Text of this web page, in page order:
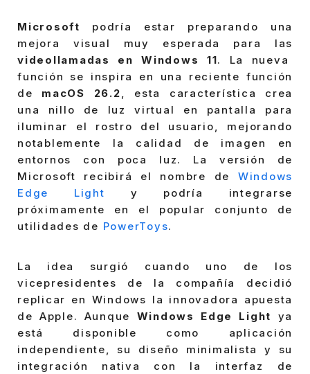
Microsoft podría estar preparando una
mejora visual muy esperada para las
videollamadas en Windows 11. La nueva
función se inspira en una reciente función
de macOS 26.2, esta característica crea
una nillo de luz virtual en pantalla para
iluminar el rostro del usuario, mejorando
notablemente la calidad de imagen en
entornos con poca luz. La versión de
Microsoft recibirá el nombre de Windows
Edge Light y podría integrarse
próximamente en el popular conjunto de
utilidades de PowerToys.
La idea surgió cuando uno de los
vicepresidentes de la compañía decidió
replicar en Windows la innovadora apuesta
de Apple. Aunque Windows Edge Light
ya
está disponible como aplicación
independiente, su diseño minimalista y su
integración nativa con la interfaz de